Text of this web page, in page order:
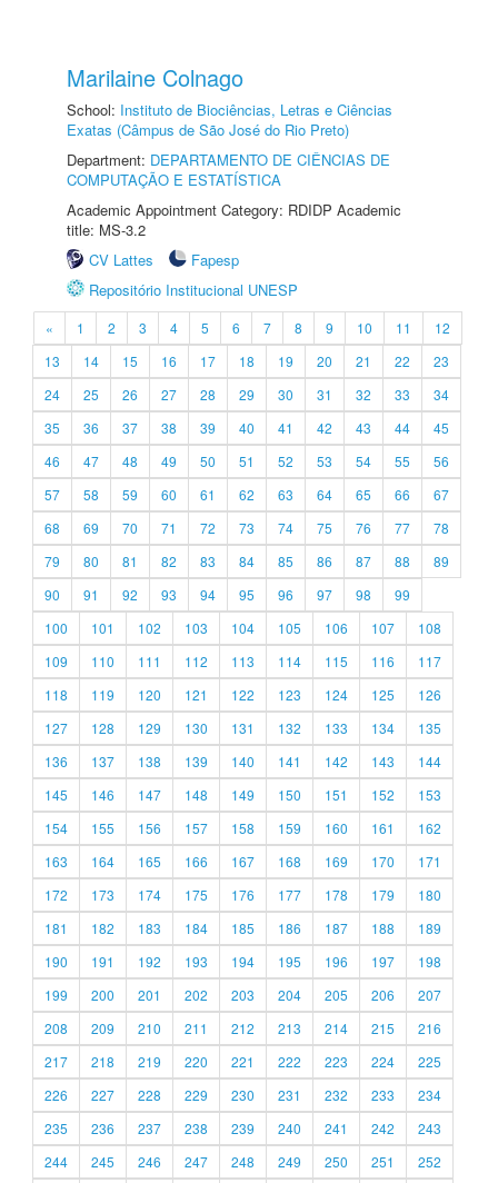
Marilaine Colnago
School: Instituto de Biociências, Letras e Ciências
Exatas (Câmpus de São José do Rio Preto)
Department: DEPARTAMENTO DE CIÊNCIAS DE
COMPUTAÇÃO E ESTATÍSTICA
Academic Appointment Category: RDIDP Academic
title: MS-3.2
CV Lattes
Fapesp
Repositório Institucional UNESP
« 1 2 3 4 5 6 7 8 9 10 11
12
13
14 15 16 17 18 19 20 21 22
23
24
25 26 27 28 29 30 31 32 33
34
35
36 37 38 39 40 41 42 43 44
45
46
47 48 49 50 51 52 53 54 55
56
57
58 59 60 61 62 63 64 65 66
67
68
69 70 71 72 73 74 75 76 77
78
79
80 81 82 83 84 85 86 87 88
89
90
91 92 93 94 95 96 97 98
99
100
101 102 103 104 105 106 107
108
109
110 111 112 113 114 115 116
117
118
119 120 121 122 123 124 125
126
127
128 129 130 131 132 133 134
135
136
137 138 139 140 141 142 143
144
145
146 147 148 149 150 151 152
153
154
155 156 157 158 159 160 161
162
163
164 165 166 167 168 169 170
171
172
173 174 175 176 177 178 179
180
181
182 183 184 185 186 187 188
189
190
191 192 193 194 195 196 197
198
199
200 201 202 203 204 205 206
207
208
209 210 211 212 213 214 215
216
217
218 219 220 221 222 223 224
225
226
227 228 229 230 231 232 233
234
235
236 237 238 239 240 241 242
243
244
245 246 247 248 249 250 251 252